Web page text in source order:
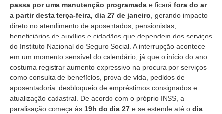
passa por uma manutenção programada e ficará fora do ar
a partir desta terça-feira, dia 27 de janeiro , gerando impacto
direto no atendimento de aposentados, pensionistas,
beneficiários de auxílios e cidadãos que dependem dos serviços
do Instituto Nacional do Seguro Social. A interrupção acontece
em um momento sensível do calendário, já que o início do ano
costuma registrar aumento expressivo na procura por serviços
como consulta de benefícios, prova de vida, pedidos de
aposentadoria, desbloqueio de empréstimos consignados e
atualização cadastral. De acordo com o próprio INSS, a
paralisação começa às 19h do dia 27 e se estende até o dia